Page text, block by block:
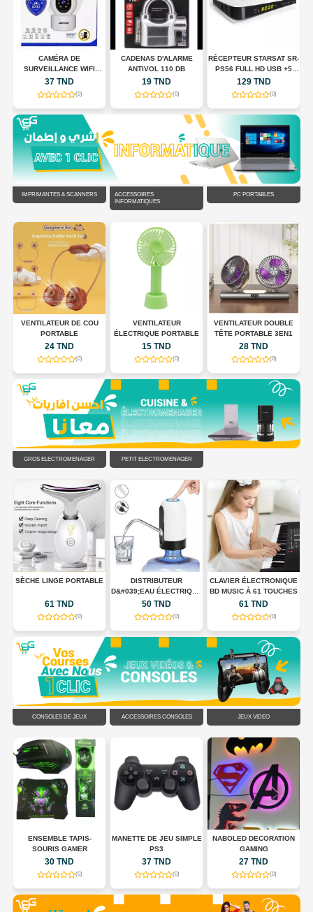
CAMÉRA DE
SURVEILLANCE WIFI
INTELLIGENTE JORTAN
JT-8183HJS
37 TND
(0)
CADENAS D'ALARME
ANTIVOL 110 DB
19 TND
(0)
RÉCEPTEUR STARSAT SR-
PS56 FULL HD USB +5
ABONNMONT
129 TND
(0)
IMPRIMANTES & SCANNERS
ACCESSOIRES
INFORMATIQUES
PC PORTABLES
VENTILATEUR DE COU
PORTABLE
24 TND
(0)
VENTILATEUR
ÉLECTRIQUE PORTABLE
15 TND
(0)
VENTILATEUR DOUBLE
TÊTE PORTABLE 3EN1
28 TND
(0)
GROS ÉLECTROMÉNAGER PETIT ÉLECTROMÉNAGER
SÈCHE LINGE PORTABLE
61 TND
(0)
DISTRIBUTEUR
D&#039;EAU ÉLECTRIQUE
PORTABLE USB
RECHARGEABLE
50 TND
(0)
CLAVIER ÉLECTRONIQUE
BD MUSIC À 61 TOUCHES
61 TND
(0)
CONSOLES DE JEUX ACCESSOIRES CONSOLES JEUX VIDÉO
ENSEMBLE TAPIS-
SOURIS GAMER
30 TND
(0)
MANETTE DE JEU SIMPLE
PS3
37 TND
(0)
NABOLED DECORATION
GAMING
27 TND
(0)